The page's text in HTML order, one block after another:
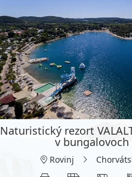
Naturistický rezort
v bungalovoch
Rovinj